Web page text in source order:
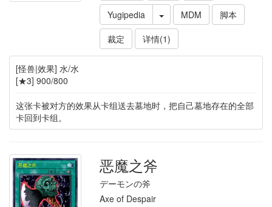
Yugipedia
MDM
脚本
裁定
详情(1)
[怪兽|效果] 水/水
[★3] 900/800
这张卡被对方的效果从卡组送去墓地时，把自己墓地存在的全部
卡回到卡组。
恶魔之斧
デーモンの斧
Axe of Despair